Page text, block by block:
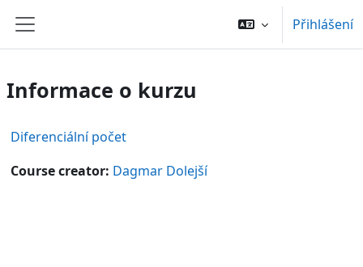
Boční panel
Přihlášení
Informace o kurzu
Diferenciální počet
Course creator: Dagmar Dolejší